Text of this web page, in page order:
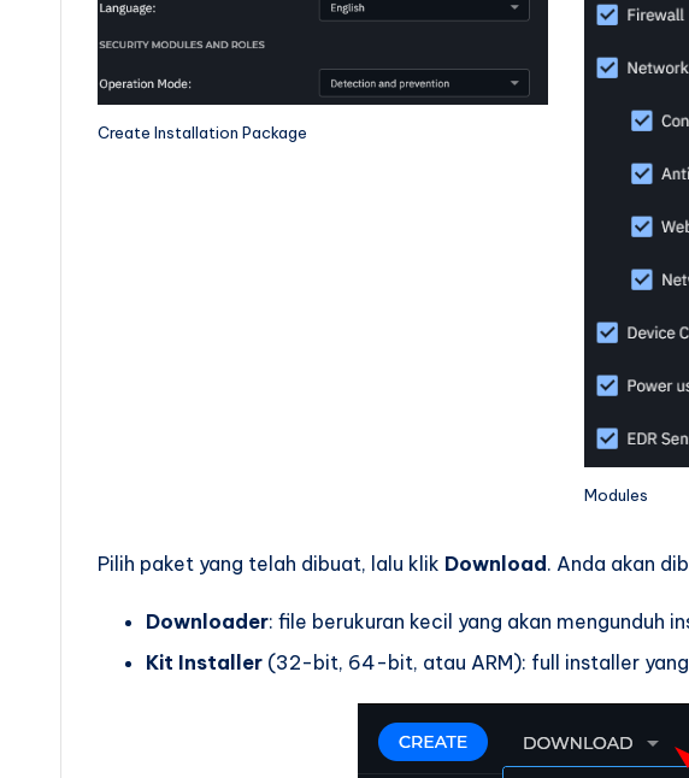
Create Installation Package
Modules
Pilih paket yang telah dibuat, lalu klik Download. Anda akan
Downloader: file berukuran kecil yang akan mengunduh
Kit Installer (32-bit, 64-bit, atau ARM): full installer